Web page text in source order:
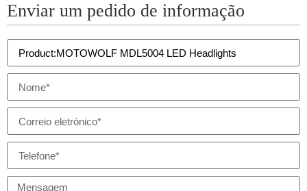
Enviar um pedido de informação